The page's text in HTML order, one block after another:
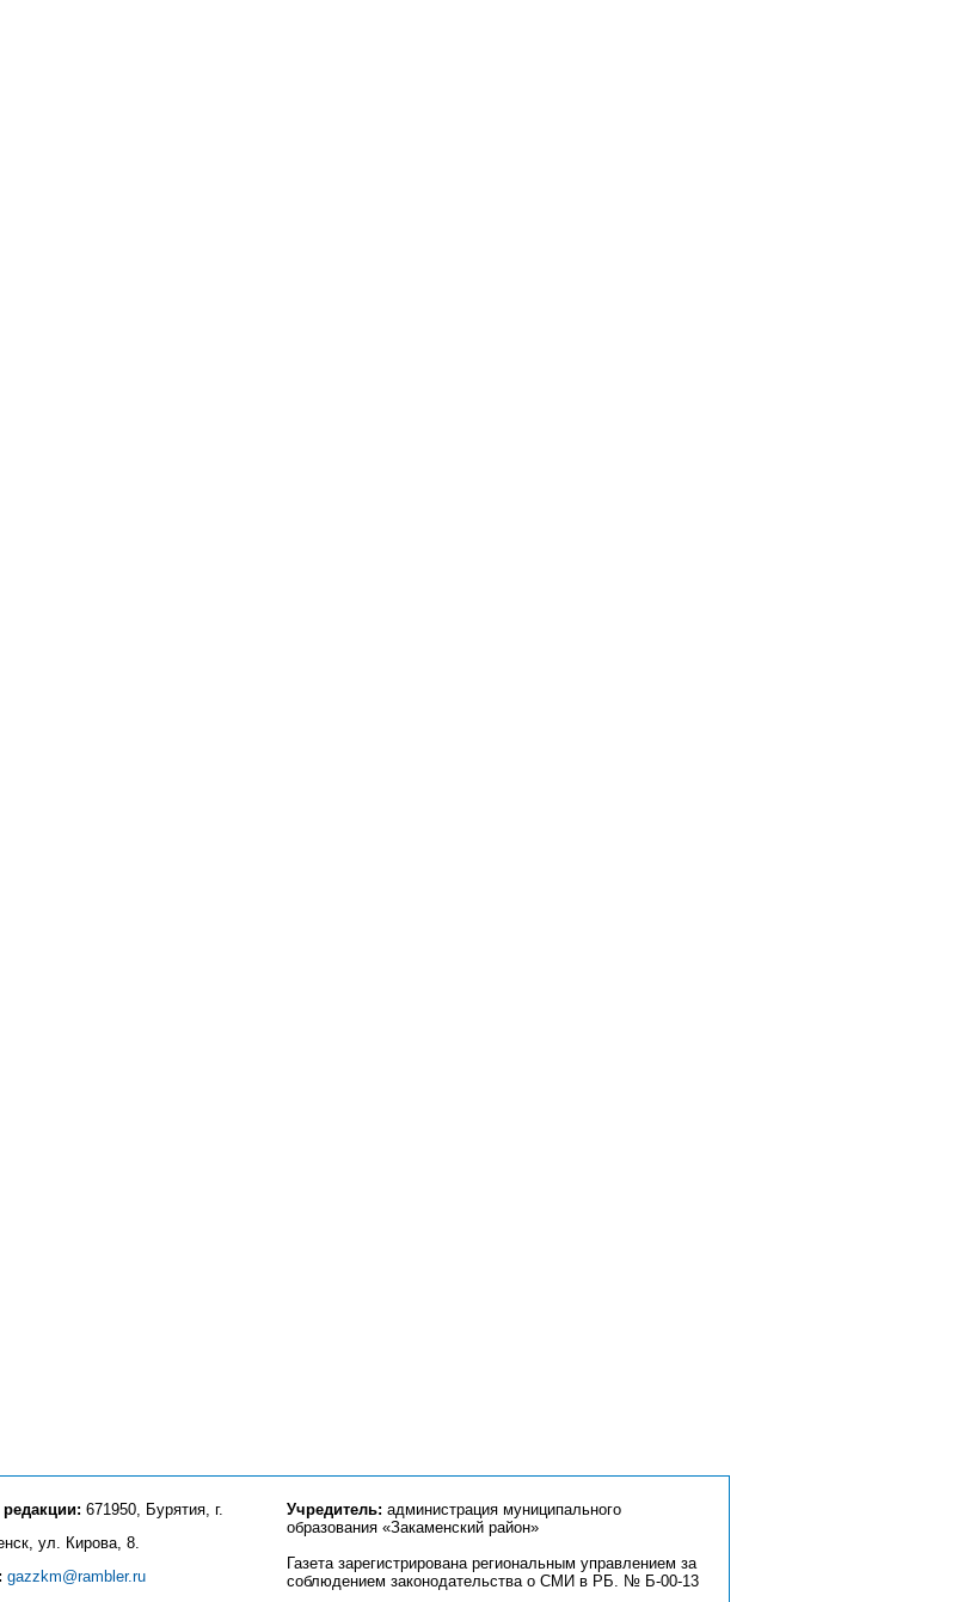
671950, Бурятия, г.
ул. Кирова, 8.
gazzkm@rambler.ru
Учредитель: администрация муниципального
образования «Закаменский район»
Газета зарегистрирована региональным управлением за
соблюдением законодательства о СМИ в РБ. № Б-00-13